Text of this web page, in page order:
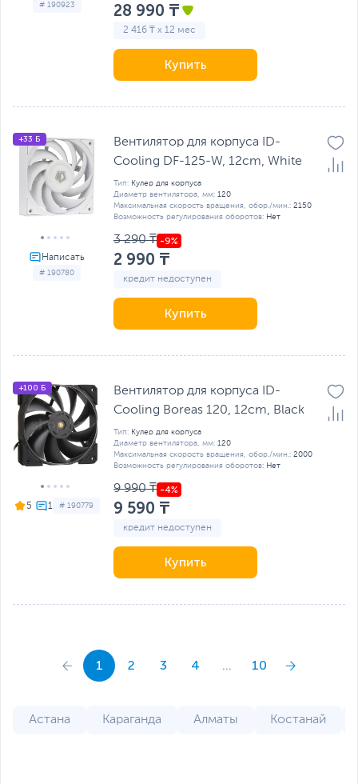
# 190923 28 990 ₸
2 416 ₸ x 12 мес
Купить
# 190780
+33 Б
Вентилятор для корпуса ID-
Cooling DF-125-W, 12cm, White
Тип: Кулер для корпуса
Диаметр вентилятора, мм: 120
Максимальная скорость вращения, обор./мин.: 2150
Возможность регулирования оборотов: Нет
3 290 ₸
2 990 ₸
кредит недоступен
Купить
5 # 190779
+100 Б
Вентилятор для корпуса ID-
Cooling Boreas 120, 12cm, Black
Тип: Кулер для корпуса
Диаметр вентилятора, мм: 120
Максимальная скорость вращения, обор./мин.: 2000
Возможность регулирования оборотов: Нет
9 990 ₸
9 590 ₸
кредит недоступен
Купить
1 2 3 4 ... 10
Астана Караганда Алматы Костанай